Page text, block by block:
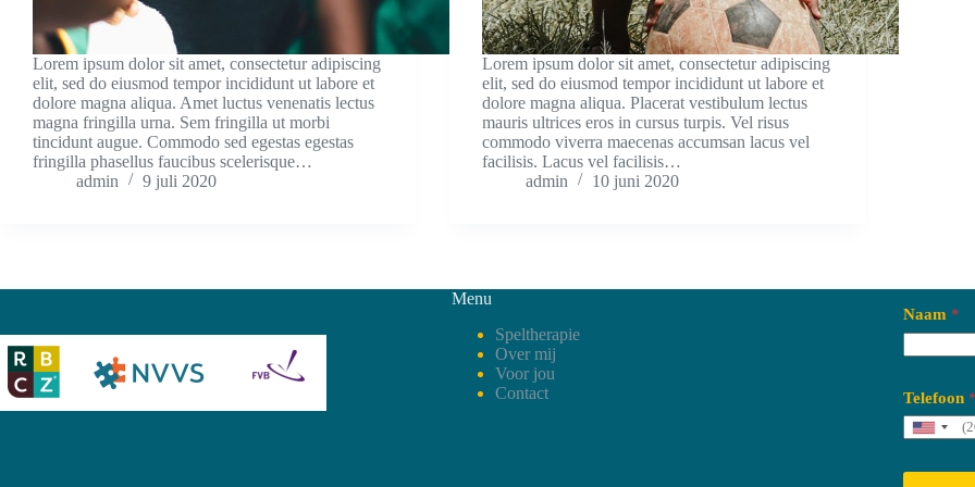
Lorem ipsum dolor sit amet, consectetur adipiscing
elit, sed do eiusmod tempor incididunt ut labore et
dolore magna aliqua. Amet luctus venenatis lectus
magna fringilla urna. Sem fringilla ut morbi
tincidunt augue. Commodo sed egestas egestas
fringilla phasellus faucibus scelerisque…
admin
9 juli 2020
Lorem ipsum dolor sit amet, consectetur adipiscing
elit, sed do eiusmod tempor incididunt ut labore et
dolore magna aliqua. Placerat vestibulum lectus
mauris ultrices eros in cursus turpis. Vel risus
commodo viverra maecenas accumsan lacus vel
facilisis. Lacus vel facilisis…
admin
10 juni 2020
Menu
Speltherapie
Over mij
Voor jou
Contact
Naam *
Telefoon